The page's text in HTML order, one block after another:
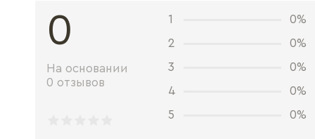
0
На основании
0 отзывов
1
0%
2
0%
3
0%
4
0%
5
0%